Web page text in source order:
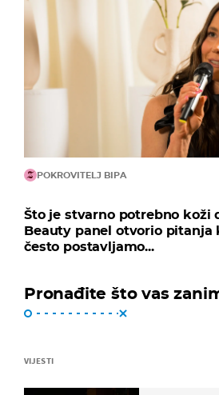
POKROVITELJ BIPA
Što je stvarno potrebno koži
Beauty panel otvorio pitanja
često postavljamo...
Pronađite što vas
VIJESTI